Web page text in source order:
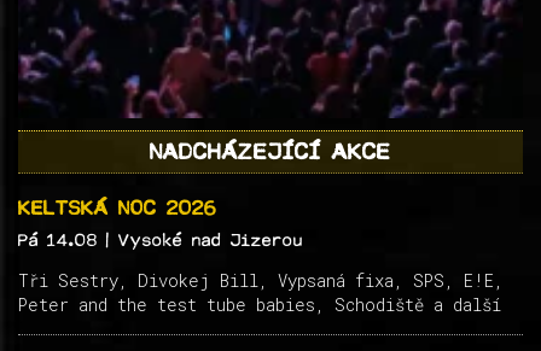
NADCHÁZEJÍCÍ AKCE
KELTSKÁ NOC 2026
Pá 14.08 | Vysoké nad Jizerou
Tři Sestry, Divokej Bill, Vypsaná fixa, SPS, E!E,
Peter and the test tube babies, Schodiště a další